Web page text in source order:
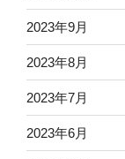
2023年9月
2023年8月
2023年7月
2023年6月